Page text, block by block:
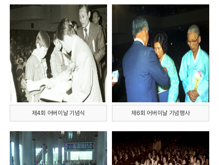
제4회 어버이날 기념식 제6회 어버이날 기념행사